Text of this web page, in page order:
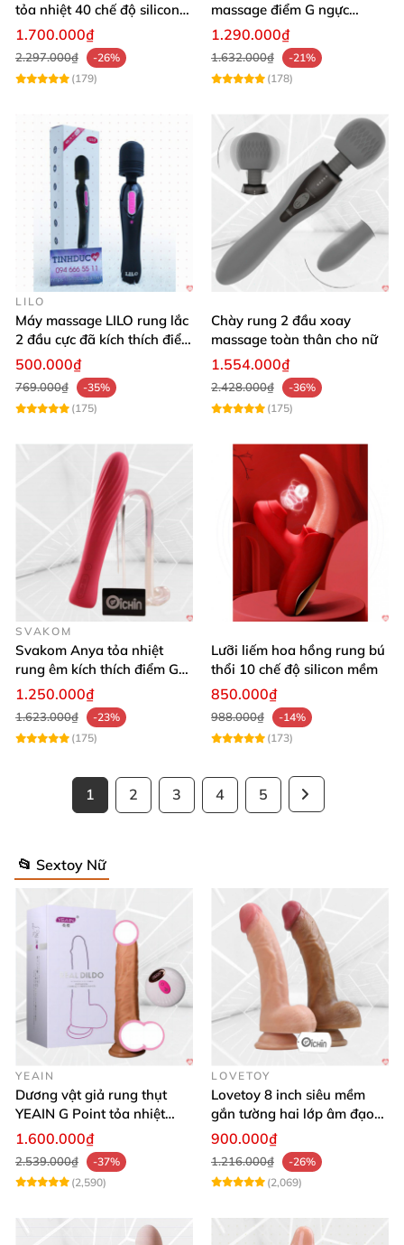
tỏa nhiệt 40 chế độ silicon
mềm mịn
1.700.000₫
2.297.000₫
-26%
(179)
massage điểm G ngực
silicon y tế mềm mại
1.290.000₫
1.632.000₫
-21%
(178)
LILO
Máy massage LILO rung lắc
2 đầu cực đã kích thích điểm
G âm đạo
500.000₫
769.000₫
-35%
(175)
Chày rung 2 đầu xoay
massage toàn thân cho nữ
1.554.000₫
2.428.000₫
-36%
(175)
SVAKOM
Svakom Anya tỏa nhiệt
rung êm kích thích điểm G
silicon Mỹ cao cấp an toàn
1.250.000₫
1.623.000₫
-23%
(175)
Lưỡi liếm hoa hồng rung bú
thổi 10 chế độ silicon mềm
850.000₫
988.000₫
-14%
(173)
1 2 3 4 5
📂 Sextoy Nữ
YEAIN
Dương vật giả rung thụt
YEAIN G Point tỏa nhiệt
điều khiển từ xa
1.600.000₫
2.539.000₫
-37%
(2,590)
LOVETOY
Lovetoy 8 inch siêu mềm
gắn tường hai lớp âm đạo
giả chuẩn y tế
900.000₫
1.216.000₫
-26%
(2,069)